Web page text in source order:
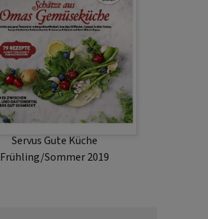
Servus Gute Küche
Frühling/Sommer 2019